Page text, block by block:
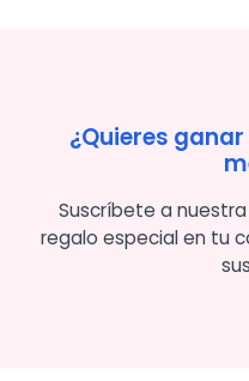
¿Quieres ganar
Suscríbete a
regalo especial en tu